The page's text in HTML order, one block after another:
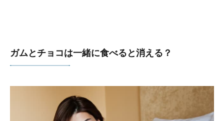
ガムとチョコは一緒に食べると消える？